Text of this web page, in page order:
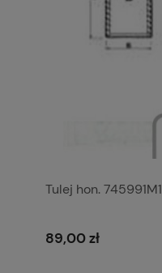
Tulej hon. 745991M1
89,00 zł